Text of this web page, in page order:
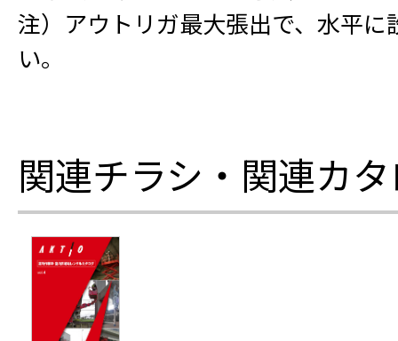
注）アウトリガ最大張出で、水平
い。
関連チラシ・関連カ